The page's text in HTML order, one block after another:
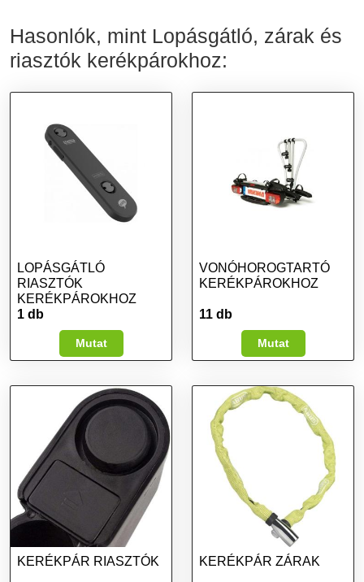
Hasonlók, mint Lopásgátló, zárak és
riasztók kerékpárokhoz:
LOPÁSGÁTLÓ
RIASZTÓK
KERÉKPÁROKHOZ
1 db
Mutat
VONÓHOROGTARTÓ
KERÉKPÁROKHOZ
11 db
Mutat
KERÉKPÁR RIASZTÓK KERÉKPÁR ZÁRAK